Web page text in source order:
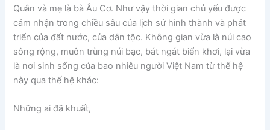
Quân và mẹ là bà Âu Cơ. Như vậy thời gian chủ yếu được
cảm nhận trong chiều sâu của lịch sử hình thành và phát
triển của đất nước, của dân tộc. Không gian vừa là núi cao
sông rộng, muôn trùng núi bạc, bát ngát biển khơi, lại vừa
là nơi sinh sống của bao nhiêu người Việt Nam từ thế hệ
này qua thế hệ khác:
Những ai đã khuất,